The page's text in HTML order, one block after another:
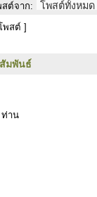
ต์จาก:
พสต์ ]
มพันธ์
ท่าน